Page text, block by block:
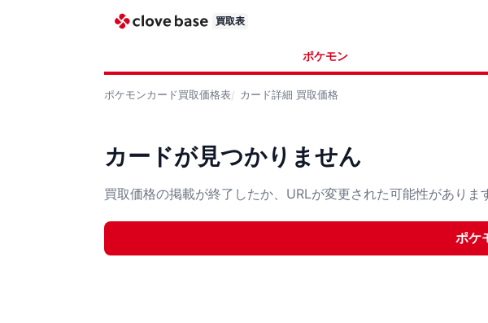
買取表
ポケモン
ポケモンカード買取価格表 カード詳細 買取価格
カードが見つかりません
買取価格の掲載が終了したか、URLが変更された可能性がありま
ポケ